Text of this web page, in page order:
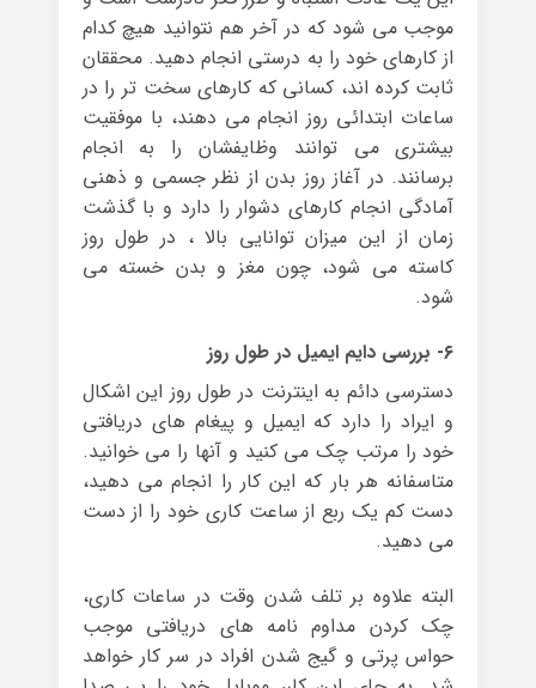
موجب می شود که در آخر هم نتوانید هیچ کدام
از کارهای خود را به درستی انجام دهید. محققان
ثابت کرده اند، کسانی که کارهای سخت تر را در
ساعات ابتدائی روز انجام می دهند، با موفقیت
بیشتری می توانند وظایفشان را به انجام
برسانند. در آغاز روز بدن از نظر جسمی و ذهنی
آمادگی انجام کارهای دشوار را دارد و با گذشت
زمان از این میزان توانایی بالا ، در طول روز
کاسته می شود، چون مغز و بدن خسته می
شود.
۶- بررسی دایم ایمیل در طول روز
دسترسی دائم به اینترنت در طول روز این اشکال
و ایراد را دارد که ایمیل و پیغام های دریافتی
خود را مرتب چک می کنید و آنها را می خوانید.
متاسفانه هر بار که این کار را انجام می دهید،
دست کم یک ربع از ساعت کاری خود را از دست
می دهید.
البته علاوه بر تلف شدن وقت در ساعات کاری،
چک کردن مداوم نامه های دریافتی موجب
حواس پرتی و گیج شدن افراد در سر کار خواهد